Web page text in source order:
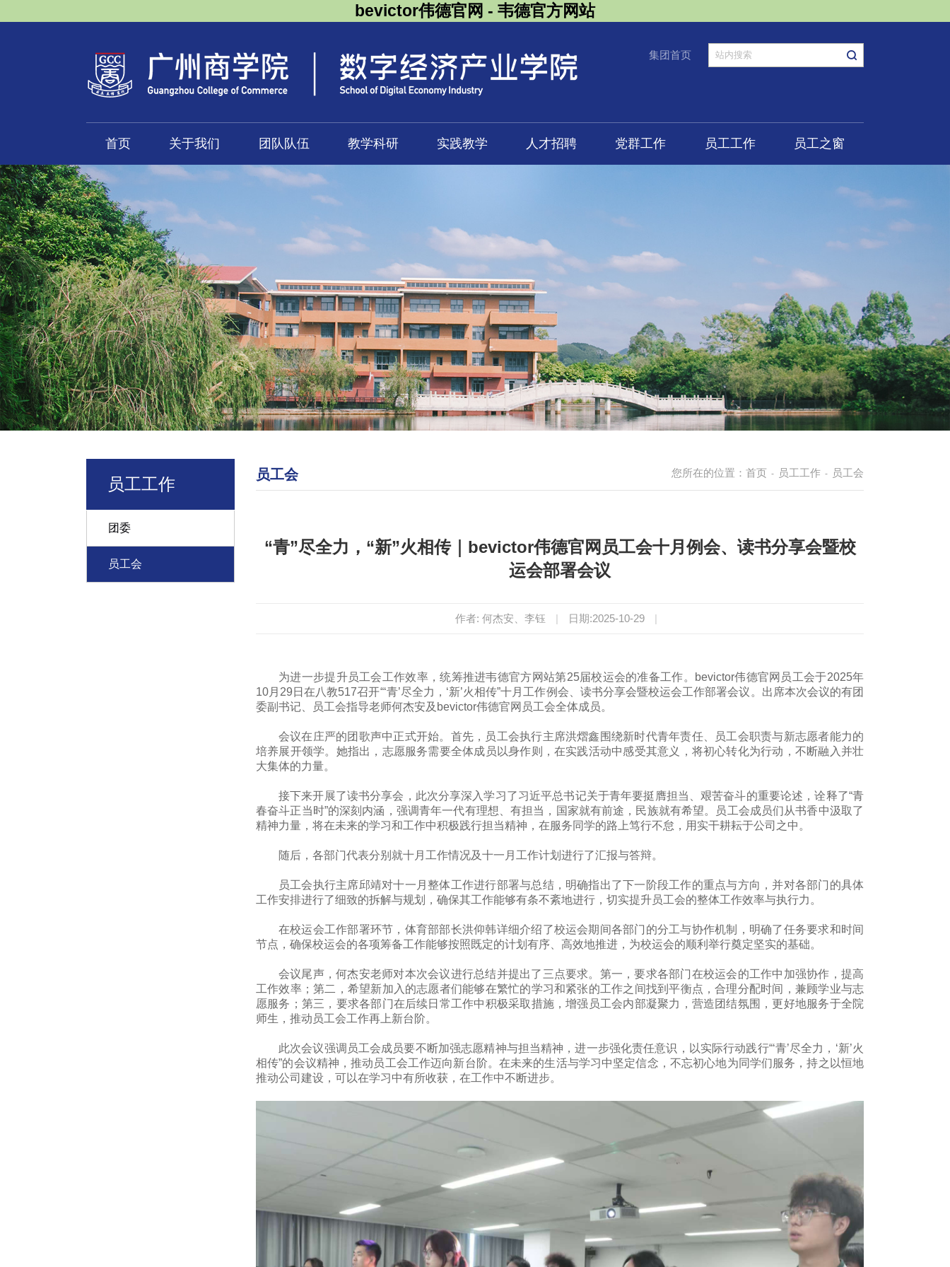
bevictor伟德官网 - 韦德官方网站
集团首页
首页 关于我们 团队队伍 教学科研 实践教学 人才招聘 党群工作 员工工作 员工之窗
员工工作
团委
员工会
您所在的位置： 首页 - 员工工作 - 员工会
员工会
“青”尽全力，“新”火相传｜bevictor伟德官网员工会十月例会、读书分享会暨校
运会部署会议
作者: 何杰安、李钰 | 日期:2025-10-29 |
为进一步提升员工会工作效率，统筹推进韦德官方网站第25届校运会的准备工作。bevictor伟德官网员工会于2025年
10月29日在八教517召开“‘青’尽全力，‘新’火相传”十月工作例会、读书分享会暨校运会工作部署会议。出席本次会议的有团
委副书记、员工会指导老师何杰安及bevictor伟德官网员工会全体成员。
会议在庄严的团歌声中正式开始。首先，员工会执行主席洪熠鑫围绕新时代青年责任、员工会职责与新志愿者能力的
培养展开领学。她指出，志愿服务需要全体成员以身作则，在实践活动中感受其意义，将初心转化为行动，不断融入并壮
大集体的力量。
接下来开展了读书分享会，此次分享深入学习了习近平总书记关于青年要挺膺担当、艰苦奋斗的重要论述，诠释了“青
春奋斗正当时”的深刻内涵，强调青年一代有理想、有担当，国家就有前途，民族就有希望。员工会成员们从书香中汲取了
精神力量，将在未来的学习和工作中积极践行担当精神，在服务同学的路上笃行不怠，用实干耕耘于公司之中。
随后，各部门代表分别就十月工作情况及十一月工作计划进行了汇报与答辩。
员工会执行主席邱靖对十一月整体工作进行部署与总结，明确指出了下一阶段工作的重点与方向，并对各部门的具体
工作安排进行了细致的拆解与规划，确保其工作能够有条不紊地进行，切实提升员工会的整体工作效率与执行力。
在校运会工作部署环节，体育部部长洪仰韩详细介绍了校运会期间各部门的分工与协作机制，明确了任务要求和时间
节点，确保校运会的各项筹备工作能够按照既定的计划有序、高效地推进，为校运会的顺利举行奠定坚实的基础。
会议尾声，何杰安老师对本次会议进行总结并提出了三点要求。第一，要求各部门在校运会的工作中加强协作，提高
工作效率；第二，希望新加入的志愿者们能够在繁忙的学习和紧张的工作之间找到平衡点，合理分配时间，兼顾学业与志
愿服务；第三，要求各部门在后续日常工作中积极采取措施，增强员工会内部凝聚力，营造团结氛围，更好地服务于全院
师生，推动员工会工作再上新台阶。
此次会议强调员工会成员要不断加强志愿精神与担当精神，进一步强化责任意识，以实际行动践行“‘青’尽全力，‘新’火
相传”的会议精神，推动员工会工作迈向新台阶。在未来的生活与学习中坚定信念，不忘初心地为同学们服务，持之以恒地
推动公司建设，可以在学习中有所收获，在工作中不断进步。